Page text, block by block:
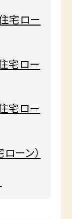
宅ロー
宅ロー
宅ロー
ーン）